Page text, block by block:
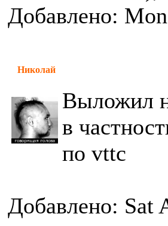
Добавлено:
Николай
Выложил
в
по vttc
Добавлено: Sat